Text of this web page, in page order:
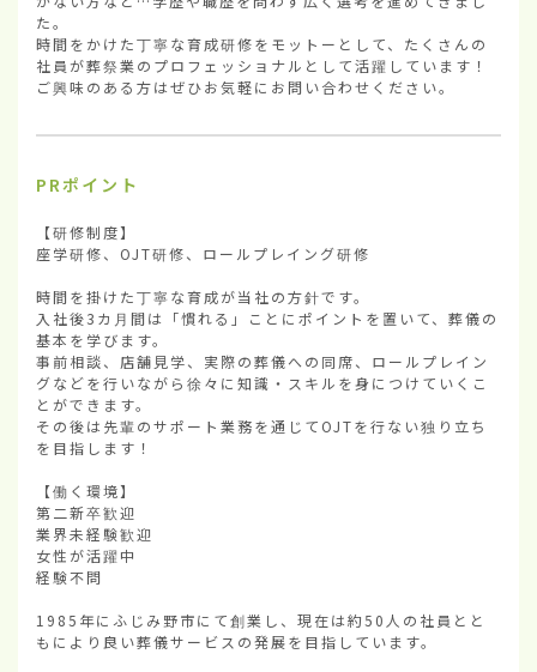
た。
時間をかけた丁寧な育成研修をモットーとして、たくさんの
社員が葬祭業のプロフェッショナルとして活躍しています！
ご興味のある方はぜひお気軽にお問い合わせください。
PRポイント
【研修制度】
座学研修、OJT研修、ロールプレイング研修
時間を掛けた丁寧な育成が当社の方針です。
入社後3カ月間は「慣れる」ことにポイントを置いて、葬儀の
基本を学びます。
事前相談、店舗見学、実際の葬儀への同席、ロールプレイン
グなどを行いながら徐々に知識・スキルを身につけていくこ
とができます。
その後は先輩のサポート業務を通じてOJTを行ない独り立ち
を目指します！
【働く環境】
第二新卒歓迎
業界未経験歓迎
女性が活躍中
経験不問
1985年にふじみ野市にて創業し、現在は約50人の社員とと
もにより良い葬儀サービスの発展を目指しています。